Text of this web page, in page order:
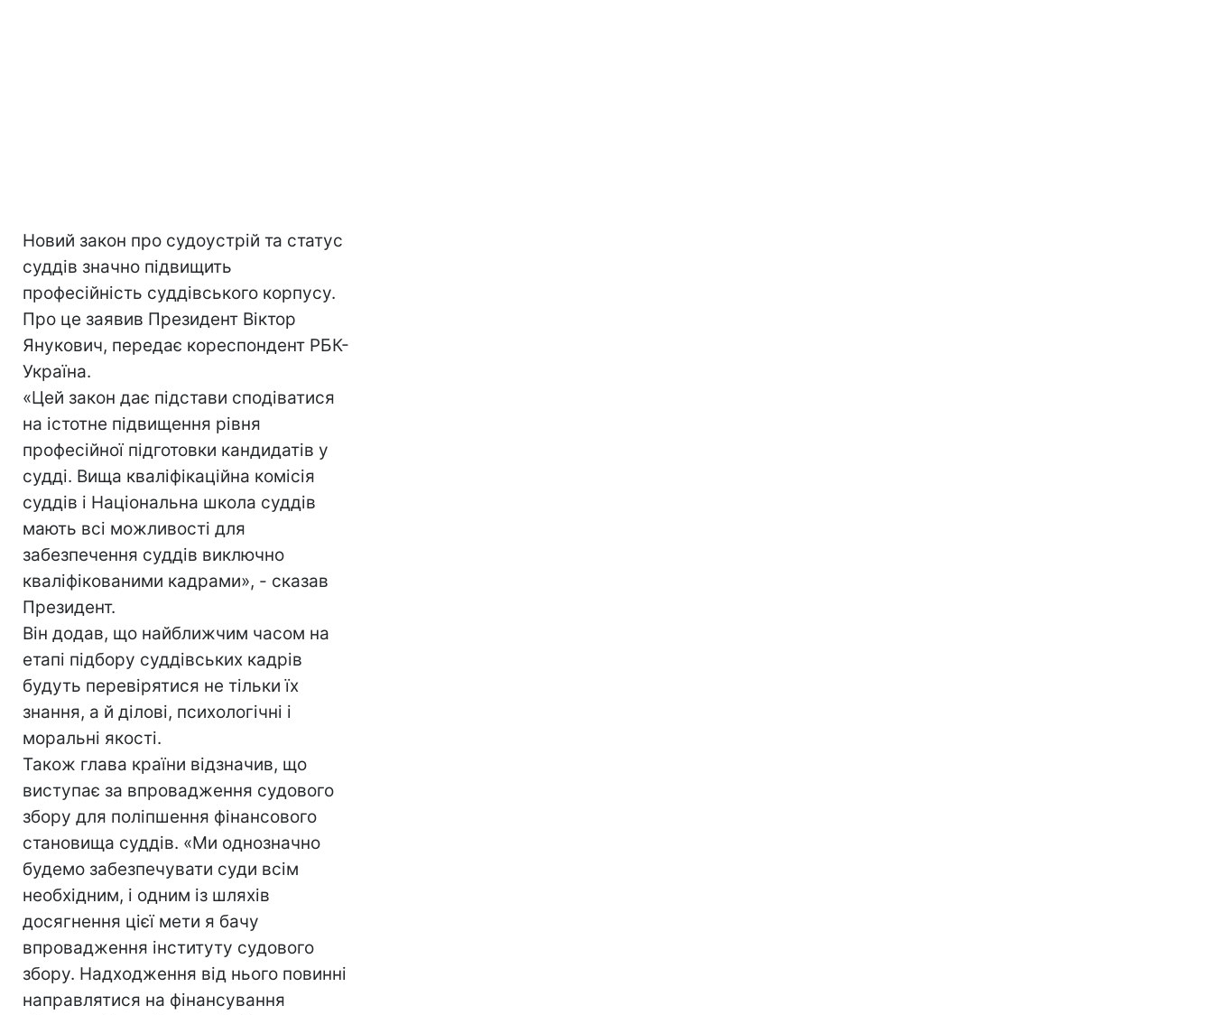
Новий закон про судоустрій та статус
суддів значно підвищить
професійність суддівського корпусу.
Про це заявив Президент Віктор
Янукович, передає кореспондент РБК-
Україна.
«Цей закон дає підстави сподіватися
на істотне підвищення рівня
професійної підготовки кандидатів у
судді. Вища кваліфікаційна комісія
суддів і Національна школа суддів
мають всі можливості для
забезпечення суддів виключно
кваліфікованими кадрами», - сказав
Президент.
Він додав, що найближчим часом на
етапі підбору суддівських кадрів
будуть перевірятися не тільки їх
знання, а й ділові, психологічні і
моральні якості.
Також глава країни відзначив, що
виступає за впровадження судового
збору для поліпшення фінансового
становища суддів. «Ми однозначно
будемо забезпечувати суди всім
необхідним, і одним із шляхів
досягнення цієї мети я бачу
впровадження інституту судового
збору. Надходження від нього повинні
направлятися на фінансування